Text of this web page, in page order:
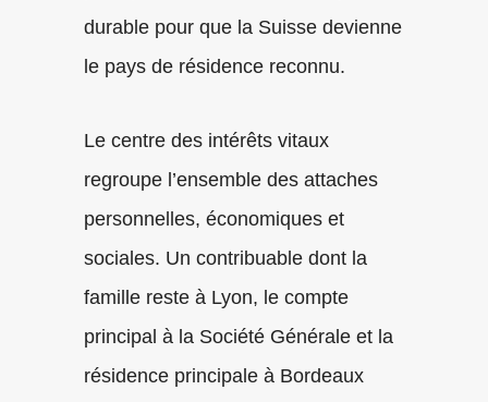
durable pour que la Suisse devienne
le pays de résidence reconnu.
Le centre des intérêts vitaux
regroupe l’ensemble des attaches
personnelles, économiques et
sociales. Un contribuable dont la
famille reste à Lyon, le compte
principal à la Société Générale et la
résidence principale à Bordeaux